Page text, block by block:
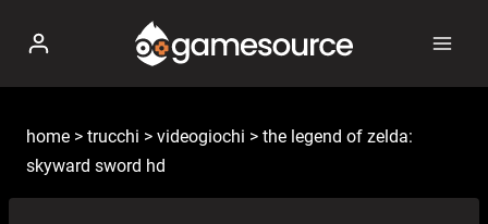
contenuto
home > trucchi > videogiochi > the legend of zelda:
skyward sword hd